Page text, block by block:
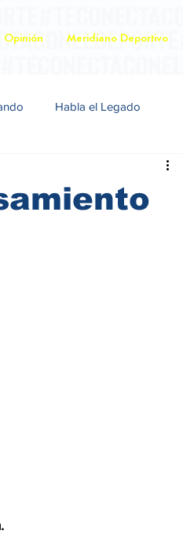
Opinión Meridiano Deportivo
Habla el Legado